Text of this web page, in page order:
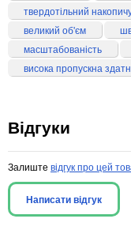
твердотільний
великий об'єм
масштабованість
висока пропускна
Відгуки
Залиште відгук про цей
Написати відгук